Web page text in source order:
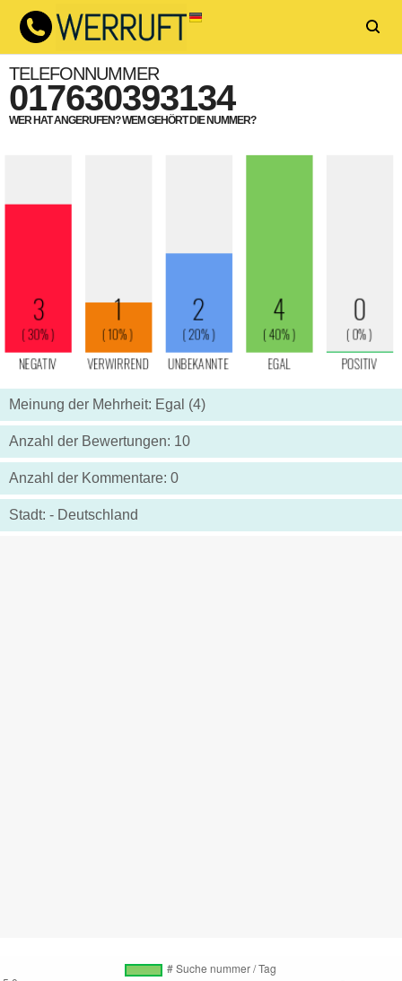
TELEFONNUMMER
017630393134
WER HAT ANGERUFEN? WEM GEHÖRT DIE NUMMER?
Meinung der Mehrheit: Egal (4)
Anzahl der Bewertungen: 10
Anzahl der Kommentare: 0
Stadt: - Deutschland